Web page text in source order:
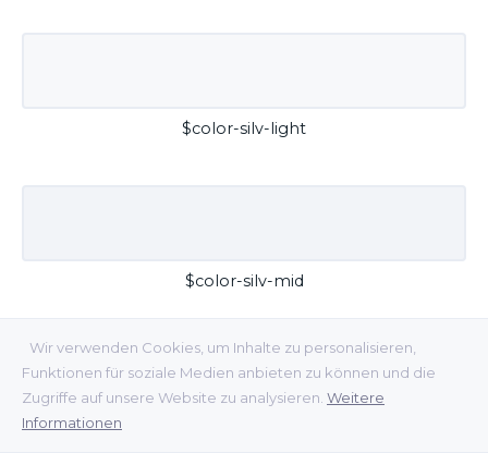
Wir verwenden Cookies, um Inhalte zu personalisieren,
Funktionen für soziale Medien anbieten zu können und die
Zugriffe auf unsere Website zu analysieren. Weitere
Informationen
$color-silv-light
$color-silv-mid